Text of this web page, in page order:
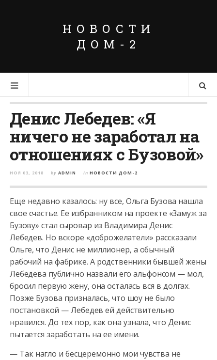
НОВОСТИ
ДОМ-2
Денис Лебедев: «Я
ничего не заработал на
отношениях с Бузовой»
НОЯ 03, 2018 by ADMIN in НОВОСТИ ДОМ-2
Еще недавно казалось: ну все, Ольга Бузова нашла
свое счастье. Ее избранником на проекте «Замуж за
Бузову» стал сыровар из Владимира Денис
Лебедев. Но вскоре «доброжелатели» рассказали
Ольге, что Денис не миллионер, а обычный
рабочий на фабрике. А родственники бывшей жены
Лебедева публично назвали его альфонсом — мол,
бросил первую жену, она осталась вся в долгах.
Позже Бузова призналась, что шоу не было
постановкой — Лебедев ей действительно
нравился. До тех пор, как она узнала, что Денис
пытается заработать на ее имени.
— Так нагло и бесцеремонно мои чувства не